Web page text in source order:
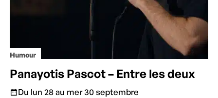
Humour
Panayotis Pascot – Entre les deux
Du lun 28 au mer 30 septembre